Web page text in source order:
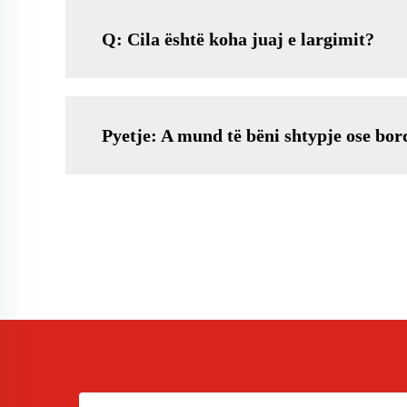
Q: Cila është koha juaj e largimit?
Pyetje: A mund të bëni shtypje ose